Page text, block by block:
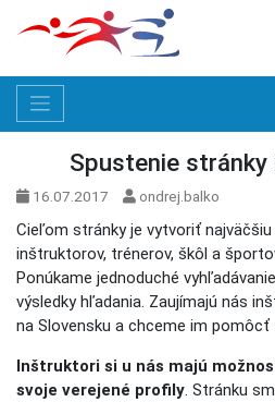
Spustenie
16.07.2017 ondrej.balko
Cieľom stránky je vytvoriť
inštruktorov, trénerov, škôl a
Ponúkame jednoduché
výsledky hľadania. Zaujímajú nás
na Slovensku a chceme im pomôcť
Inštruktori si u nás majú
svoje verejené profily. Stránku